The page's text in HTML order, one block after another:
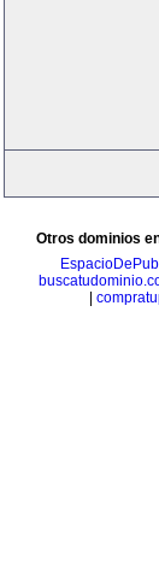
Otros dominios